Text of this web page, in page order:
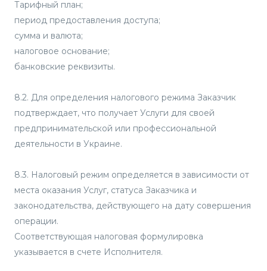
Тарифный план;
период предоставления доступа;
сумма и валюта;
налоговое основание;
банковские реквизиты.
8.2. Для определения налогового режима Заказчик
подтверждает, что получает Услуги для своей
предпринимательской или профессиональной
деятельности в Украине.
8.3. Налоговый режим определяется в зависимости от
места оказания Услуг, статуса Заказчика и
законодательства, действующего на дату совершения
операции.
Соответствующая налоговая формулировка
указывается в счете Исполнителя.